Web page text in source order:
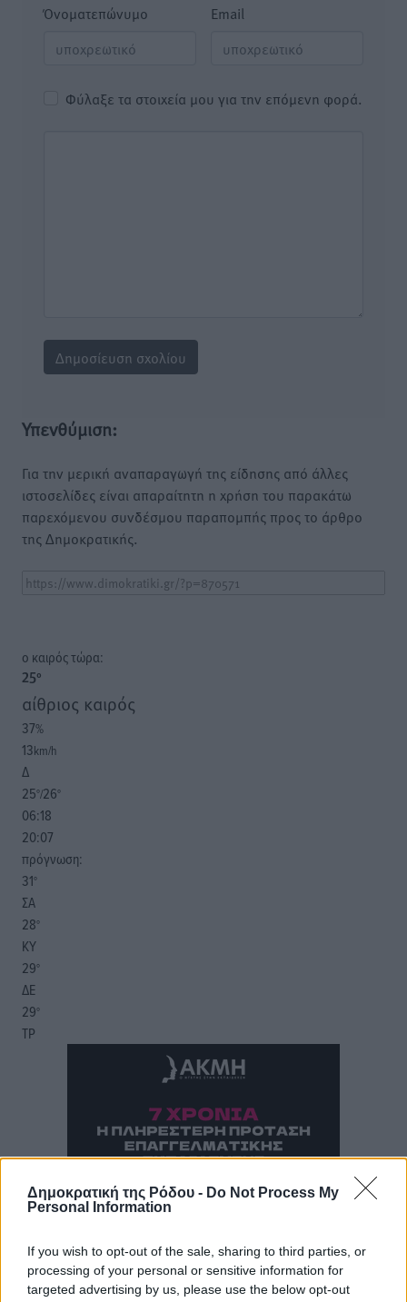
Δημοκρατική της Ρόδου - Do Not Process My
Personal Information
If you wish to opt-out of the sale, sharing to third parties, or
processing of your personal or sensitive information for
targeted advertising by us, please use the below opt-out
Όνοματεπώνυμο Email
Φύλαξε τα στοιχεία μου για την επόμενη φορά.
Υπενθύμιση:
Για την μερική αναπαραγωγή της είδησης από άλλες
ιστοσελίδες είναι απαραίτητη η χρήση του παρακάτω
παρεχόμενου συνδέσμου παραπομπής προς το άρθρο
της Δημοκρατικής.
o καιρός τώρα:
25°
αίθριος καιρός
37%
13km/h
Δ
25°/26°
06:18
20:07
πρόγνωση:
31°
ΣΑ
28°
ΚΥ
29°
ΔΕ
29°
ΤΡ